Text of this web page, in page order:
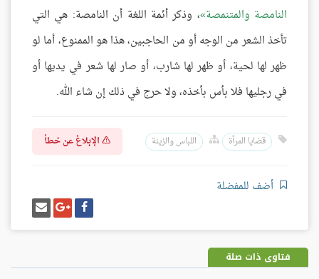
النامصة والمتنمصة ، وذكر أئمة اللغة أن النامصة: هي التي
تأخذ الشعر من الوجه أو من الحاجبين، هذا هو الممنوع، أما لو
ظهر لها لحية، أو ظهر لها شارب، أو صار لها شعر في يديها أو
في رجليها فلا بأس بأخذه، ولا حرج في ذلك إن شاء الله.
قضايا المرأة اللباس والزينة الإبلاغ عن خطأ
أضف للمفضلة
شارك
على
فيسبوك
شارك
على
غوغل
بلس
إرسل
إيميل
فتاوى ذات صلة